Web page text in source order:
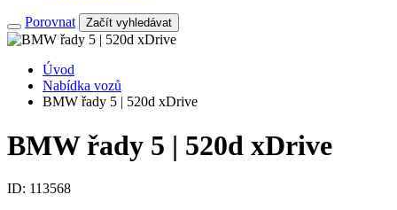
Porovnat Začít vyhledávat
Úvod
Nabídka vozů
BMW řady 5 | 520d xDrive
BMW řady 5 | 520d xDrive
ID: 113568